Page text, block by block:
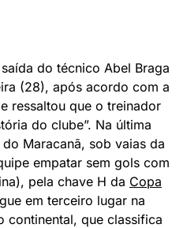
do técnico Abel Braga
(28), após acordo com a
ressaltou que o treinador
do clube”. Na última
Maracanã, sob vaias da
empatar sem gols com
pela chave H da Copa
em terceiro lugar na
continental, que classifica